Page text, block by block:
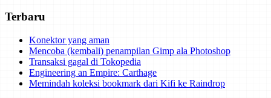
Terbaru
Konektor yang aman
Mencoba (kembali) penampilan Gimp ala Photoshop
Transaksi gagal di Tokopedia
Engineering an Empire: Carthage
Memindah koleksi bookmark dari Kifi ke Raindrop